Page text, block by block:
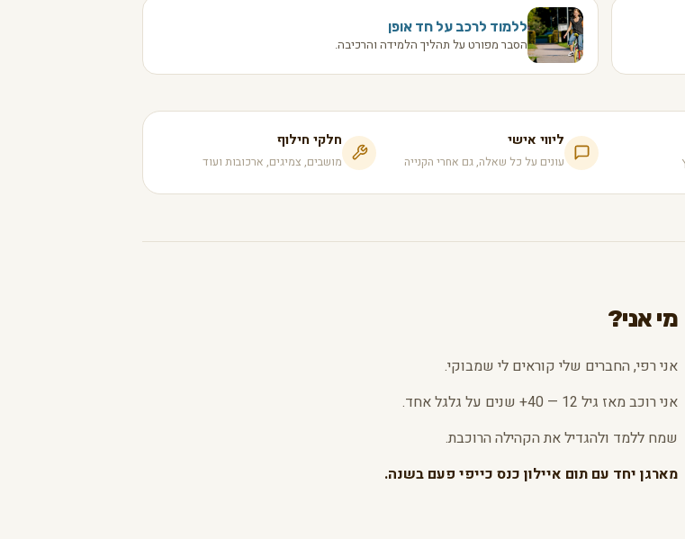
ללמוד לרכב על חד אופן
הסבר מפורט על תהליך הלמידה והרכיבה.
ליווי אישי
עונים על כל שאלה, גם אחרי הקנייה
חלקי חילוף
מושבים, צמיגים, ארכובות ועוד
מי אני?
אני רפי, החברים שלי קוראים לי שמבוקי.
אני רוכב מאז גיל 12 — 40+ שנים על גלגל אחד.
שמח ללמד ולהגדיל את הקהילה הרוכבת.
מארגן יחד עם תום איילון כנס כייפי פעם בשנה.